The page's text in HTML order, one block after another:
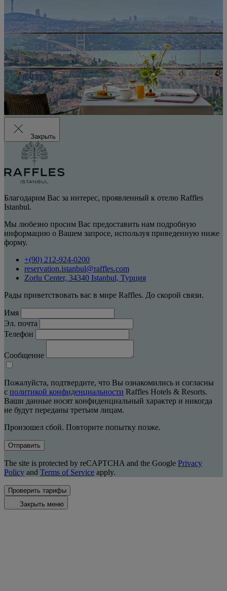
Закрыть
Благодарим Вас за интерес, проявленный к отелю Raffles
Istanbul.
Мы любезно просим Вас предоставить нам подробную
информацию о Вашем запросе, используя приведенную ниже
форму.
+(90) 212-924-0200
reservation.istanbul@raffles.com
Zorlu Center, 34340 Istanbul, Турция
Рады приветствовать вас в мире Raffles. До скорой связи.
Имя
Эл. почта
Телефон
Сообщение
Пожалуйста, подтвердите, что Вы ознакомились и согласны
с политикой конфиденциальности Raffles Hotels & Resorts.
Ваши данные носят конфиденциальный характер и никогда
не будут переданы третьим лицам.
Произошел сбой. Повторите попытку позже.
Отправить
The site is protected by reCAPTCHA and the Google Privacy
Policy and Terms of Service apply.
Проверить тарифы
Закрыть меню